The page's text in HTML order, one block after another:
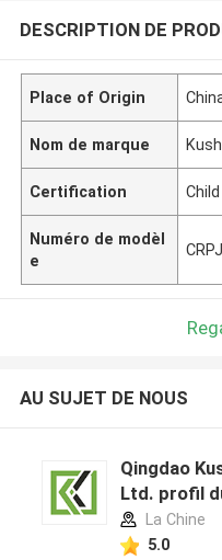
DESCRIPTION DE
Place of Origin
Nom de marque Kush
Certification
Numéro de modèl
e
AU SUJET DE NOUS
Qingdao
Ltd. profil
La Chine
5.0